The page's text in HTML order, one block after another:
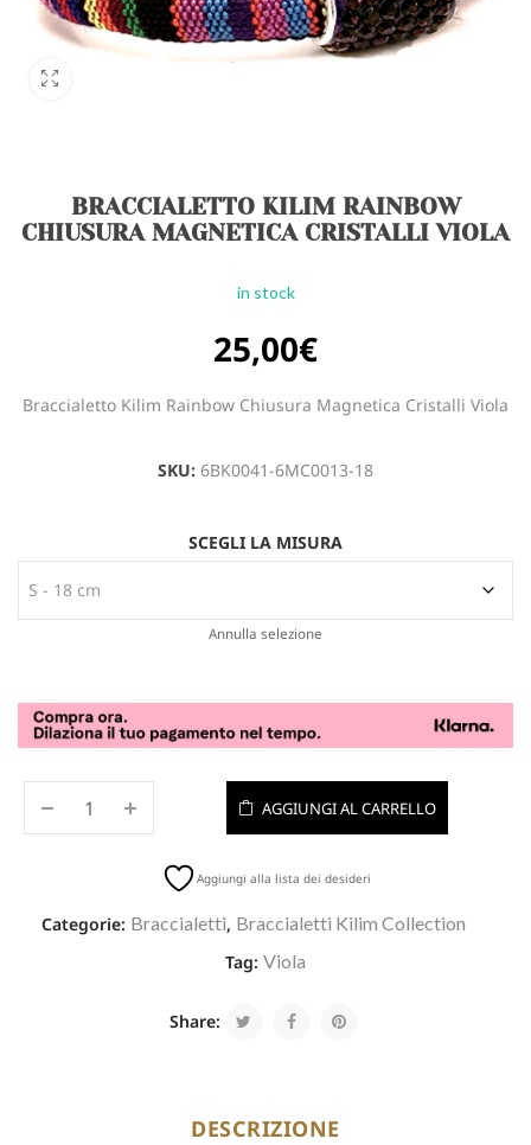
BRACCIALETTO KILIM RAINBOW
CHIUSURA MAGNETICA CRISTALLI VIOLA
in stock
25,00€
Braccialetto Kilim Rainbow Chiusura Magnetica Cristalli Viola
SKU: 6BK0041-6MC0013-18
SCEGLI LA MISURA
Annulla selezione
AGGIUNGI AL CARRELLO
Aggiungi alla lista dei desideri
Categorie: Braccialetti, Braccialetti Kilim Collection
Tag: Viola
Share:
DESCRIZIONE